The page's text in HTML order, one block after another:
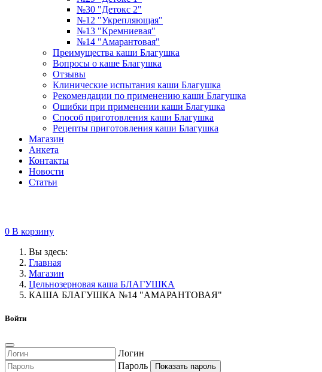
№30 "Детокс 2"
№12 "Укрепляющая"
№13 "Кремниевая"
№14 "Амарантовая"
Преимущества каши Благушка
Вопросы о каше Благушка
Отзывы
Клинические испытания каши Благушка
Рекомендации по применению каши Благушка
Ошибки при применении каши Благушка
Способ приготовления каши Благушка
Рецепты приготовления каши Благушка
Магазин
Анкета
Контакты
Новости
Статьи
0 В корзину
Вы здесь:
Главная
Магазин
Цельнозерновая каша БЛАГУШКА
КАША БЛАГУШКА №14 "АМАРАНТОВАЯ"
Войти
Логин
Пароль
Показать пароль